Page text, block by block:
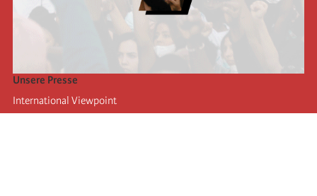
Unsere Presse
International Viewpoint